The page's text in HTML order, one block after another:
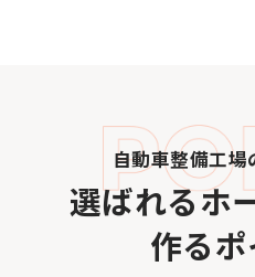
自動車整備工
選ばれるホ
作る